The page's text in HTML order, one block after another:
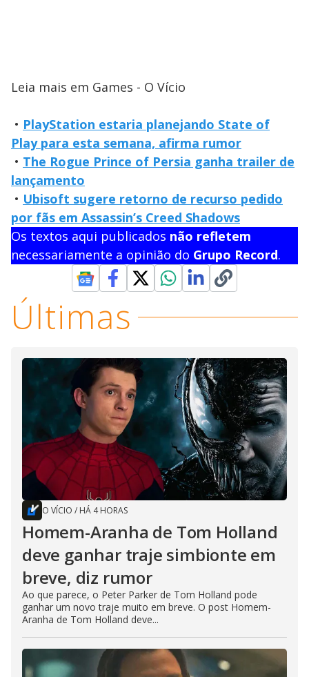
Leia mais em Games - O Vício
• PlayStation estaria planejando State of
Play para esta semana, afirma rumor
• The Rogue Prince of Persia ganha trailer de
lançamento
• Ubisoft sugere retorno de recurso pedido
por fãs em Assassin’s Creed Shadows
Os textos aqui publicados não refletem
necessariamente a opinião do Grupo Record.
Últimas
O VÍCIO / HÁ 4 HORAS
Homem-Aranha de Tom Holland
deve ganhar traje simbionte em
breve, diz rumor
Ao que parece, o Peter Parker de Tom Holland pode
ganhar um novo traje muito em breve. O post Homem-
Aranha de Tom Holland deve...